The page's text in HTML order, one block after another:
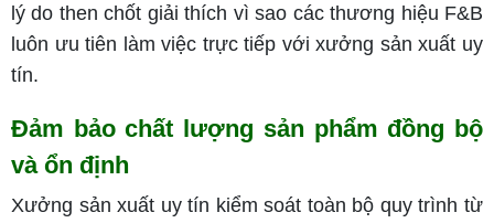
lý do then chốt giải thích vì sao các thương hiệu F&B
luôn ưu tiên làm việc trực tiếp với xưởng sản xuất uy
tín.
Đảm bảo chất lượng sản phẩm đồng bộ
và ổn định
Xưởng sản xuất uy tín kiểm soát toàn bộ quy trình từ